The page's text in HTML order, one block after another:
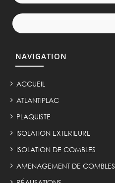
NAVIGATION
ACCUEIL
ATLANTIPLAC
PLAQUISTE
ISOLATION EXTERIEURE
ISOLATION DE COMBLES
AMENAGEMENT DE COMBLES